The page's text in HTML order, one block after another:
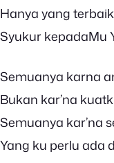
Hanya yang
Syukur kepadaMu
Semuanya karna
Bukan kar’na
Semuanya kar’na
Yang ku perlu ada